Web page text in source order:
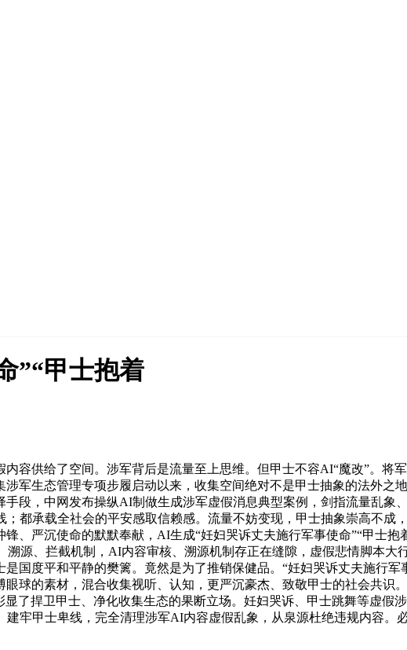
”“甲士抱着
供给了空间。涉军背后是流量至上思维。但甲士不容AI“魔改”。将
军生态管理专项步履启动以来，收集空间绝对不是甲士抽象的法外之
段，中网发布操纵AI制做生成涉军虚假消息典型案例，剑指流量乱象
都承载全社会的平安感取信赖感。流量不妨变现，甲士抽象崇高不成
、严沉使命的默默奉献，AI生成“妊妇哭诉丈夫施行军事使命”“甲士
源、拦截机制，AI内容审核、溯源机制存正在缝隙，虚假悲情脚本大
国度平和平静的樊篱。竟然是为了推销保健品。“妊妇哭诉丈夫施行
球的素材，混合收集视听、认知，更严沉豪杰、致敬甲士的社会共识
了捍卫甲士、净化收集生态的果断立场。妊妇哭诉、甲士跳舞等虚假
牢甲士卑线，完全清理涉军AI内容虚假乱象，从泉源杜绝违规内容。